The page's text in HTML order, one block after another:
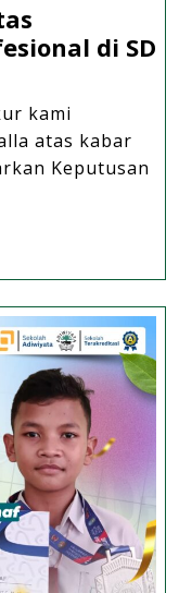
di SD
kami
atas kabar
Keputusan